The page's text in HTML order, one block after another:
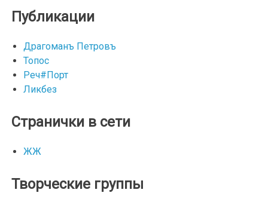
Публикации
Драгоманъ Петровъ
Топос
Реч#Порт
Ликбез
Странички в сети
ЖЖ
Творческие группы